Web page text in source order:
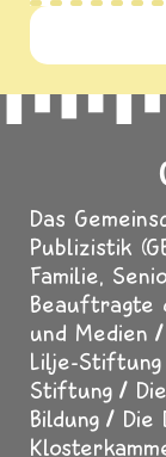
Das
Publizistik
Familie,
Beauftragte
und Medien
Lilje-Stiftung
Stiftung
Bildung
Die